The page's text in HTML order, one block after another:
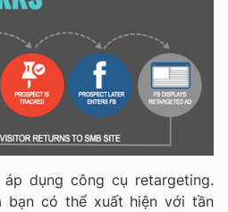
dụng công cụ retargeting.
bạn có thể xuất hiện với tần